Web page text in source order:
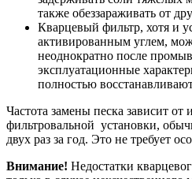
также обеззараживать от
Кварцевый фильтр, хотя и
активированным углем,
неоднократно после
эксплуатационные
полностью
Частота замены песка зависит от
фильтровальной установки,
двух раз за год. Это не требует
Внимание! Недостатки